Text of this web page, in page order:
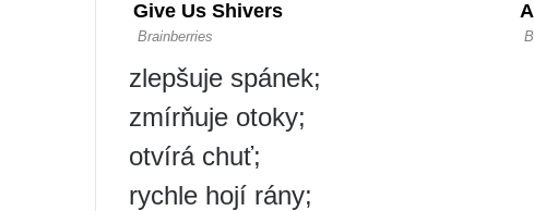
zlepšuje spánek;
zmírňuje otoky;
otvírá chuť;
rychle hojí rány;